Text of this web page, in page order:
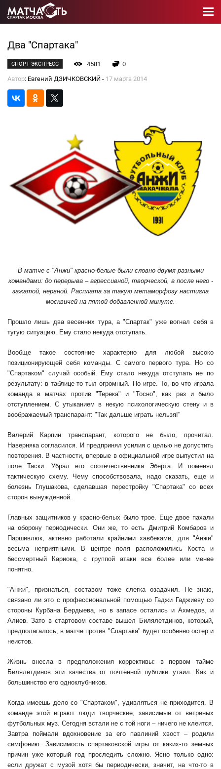
Два "Спартака"
СПОРТ-ЭКСПРЕСС 4581
0
Автор: Евгений ДЗИЧКОВСКИЙ - 17 марта 2014
В матче с "Анжи" красно-белые были словно двумя разными
командами: до перерыва – агрессивной, творческой, а после него -
зажатой, нервной. Расплата за такую метаморфозу настигла
москвичей на пятой добавленной минуте.
Прошло лишь два весенних тура, а "Спартак" уже вогнал себя в
тугую ситуацию. Ему стало некуда отступать.
Вообще такое состояние характерно для любой высоко
позиционирующей себя команды. С самого первого тура. Но со
"Спартаком" случай особый. Ему стало некуда отступать не по
результату: в таблице-то тыл огромный. По игре. То, во что играла
команда в матчах против "Терека" и "Тосно", как раз и было
отступлением. С утыканием в некую психологическую стену и в
воображаемый транспарант: "Так дальше играть нельзя!"
Валерий Карпин транспарант, которого не было, прочитал.
Наверняка согласился. И предпринял усилия с целью не допустить
повторения. В частности, впервые в официальной игре выпустил на
поле Таски. Убрал его соотечественника Эберта. И поменял
тактическую схему. Чему способствовала, надо сказать, еще и
болезнь Глушакова, сделавшая перестройку "Спартака" со всех
сторон вынужденной.
Главных защитников у красно-белых было трое. Еще двое пахали
на оборону периодически. Они же, то есть Дмитрий Комбаров и
Паршивлюк, активно работали крайними хавбеками, для "Анжи"
весьма неприятными. В центре поля расположились Коста и
бессмертный Кариока, с группой атаки все более или менее
понятно.
"Анжи", признаться, составом тоже слегка озадачил. Не знаю,
связано ли это с профессиональной помощью Гаджи Гаджиеву со
стороны Курбана Бердыева, но в запасе остались и Ахмедов, и
Алиев. Зато в стартовом составе вышел Билялетдинов, который,
предполагалось, в матче против "Спартака" будет особенно остер и
неистов.
Жизнь внесла в предположения коррективы: в первом тайме
Билялетдинов эти качества от почтенной публики утаил. Как и
большинство его одноклубников.
Когда имеешь дело со "Спартаком", удивляться не приходится. В
команде этой играют люди творческие, зависимые от ветреных
футбольных муз. Сегодня встали не с той ноги – ничего не клеится.
Завтра поймали вдохновение за его павлиний хвост – родили
симфонию. Зависимость спартаковской игры от каких-то земных
причин уже который год проследить сложно. Ясно только одно:
если дружат с музой хотя бы периодически, значит, на что-то в